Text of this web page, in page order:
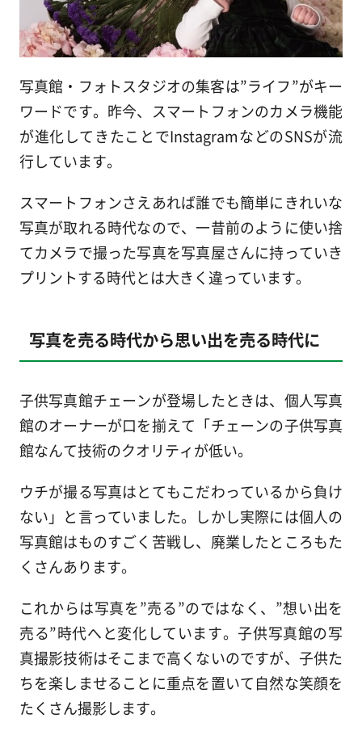
写真館・フォトスタジオの集客は”ライフ”がキー
ワードです。昨今、スマートフォンのカメラ機能
が進化してきたことでInstagramなどのSNSが流
行しています。
スマートフォンさえあれば誰でも簡単にきれいな
写真が取れる時代なので、一昔前のように使い捨
てカメラで撮った写真を写真屋さんに持っていき
プリントする時代とは大きく違っています。
写真を売る時代から思い出を売る時代に
子供写真館チェーンが登場したときは、個人写真
館のオーナーが口を揃えて「チェーンの子供写真
館なんて技術のクオリティが低い。
ウチが撮る写真はとてもこだわっているから負け
ない」と言っていました。しかし実際には個人の
写真館はものすごく苦戦し、廃業したところもた
くさんあります。
これからは写真を”売る”のではなく、”想い出を
売る”時代へと変化しています。子供写真館の写
真撮影技術はそこまで高くないのですが、子供た
ちを楽しませることに重点を置いて自然な笑顔を
たくさん撮影します。